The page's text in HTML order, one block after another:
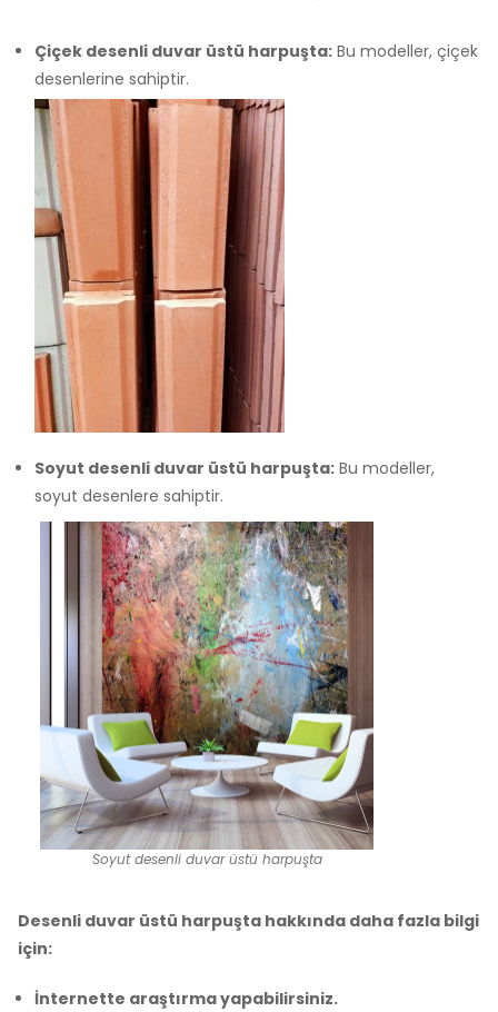
Çiçek desenli duvar üstü harpuşta: Bu modeller, çiçek
desenlerine sahiptir.
Soyut desenli duvar üstü harpuşta: Bu modeller,
soyut desenlere sahiptir.
Soyut desenli duvar üstü harpuşta
Desenli duvar üstü harpuşta hakkında daha fazla bilgi
için:
İnternette araştırma yapabilirsiniz.